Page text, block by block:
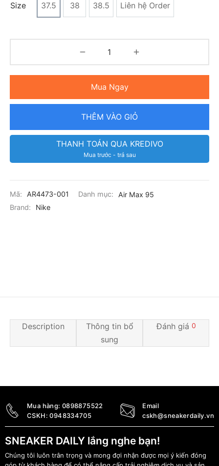
Size 37.5 38 38.5 Liên hệ Order
Mua Ngay
THÊM VÀO GIỎ
THANH TOÁN QUA KREDIVO
Mua trước - trả sau
Mã: AR4473-001 Danh mục:
Air Max 95
Brand:
Nike
Description
Thông tin bổ
sung
Đánh giá 0
Mua hàng: 0898875522
CSKH:0948334705
Email
cskh@sneakerdaily.vn
SNEAKER DAILY lắng nghe bạn!
Chúng tôi luôn trân trọng và mong đợi nhận được mọi ý kiến đóng